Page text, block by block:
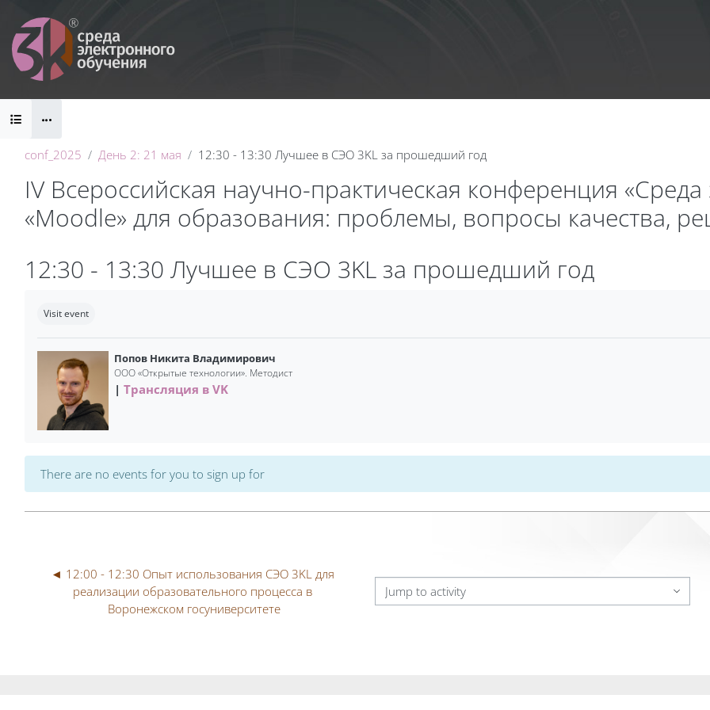
Blocks
conf_2025 День 2: 21 мая 12:30 - 13:30 Лучшее в СЭО 3KL за прошедший год
IV Всероссийская научно-практическая конференция
«Moodle» для образования: проблемы, вопросы качества,
Blocks
12:30 - 13:30 Лучшее в СЭО 3KL за прошедший год
Visit event
Попов Никита Владимирович
ООО «Открытые технологии». Методист
Трансляция в VK
There are no events for you to sign up for
◄ 12:00 - 12:30 Опыт использования СЭО 3KL для
реализации образовательного процесса в
Воронежском госуниверситете
Jump to activity